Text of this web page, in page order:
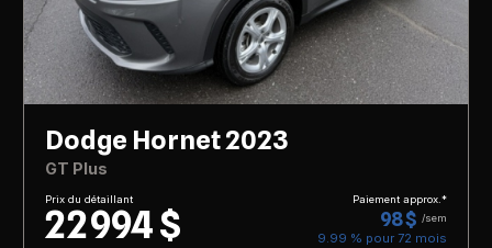
Dodge Hornet 2023
GT Plus
Prix du détaillant
22 994 $
Paiement approx.*
98 $ /sem
9.99 % pour 72 mois